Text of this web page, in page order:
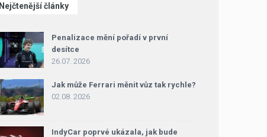
Nejčtenější články
Penalizace mění pořadí v první
desítce
26.07. 2026
Jak může Ferrari měnit vůz tak rychle?
02.08. 2026
IndyCar poprvé ukázala, jak bude